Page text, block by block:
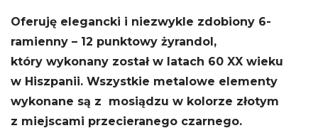
Oferuję elegancki i niezwykle zdobiony 6-
ramienny – 12 punktowy żyrandol,
który wykonany został w latach 60 XX wieku
w Hiszpanii. Wszystkie metalowe elementy
wykonane są z mosiądzu w kolorze złotym
z miejscami przecieranego czarnego.